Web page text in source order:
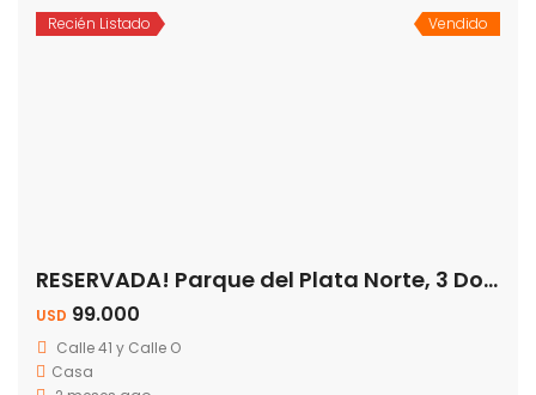
Recién Listado Vendido
RESERVADA! Parque del Plata Norte, 3 Dormitorios
USD 99.000
Calle 41 y Calle O
Casa